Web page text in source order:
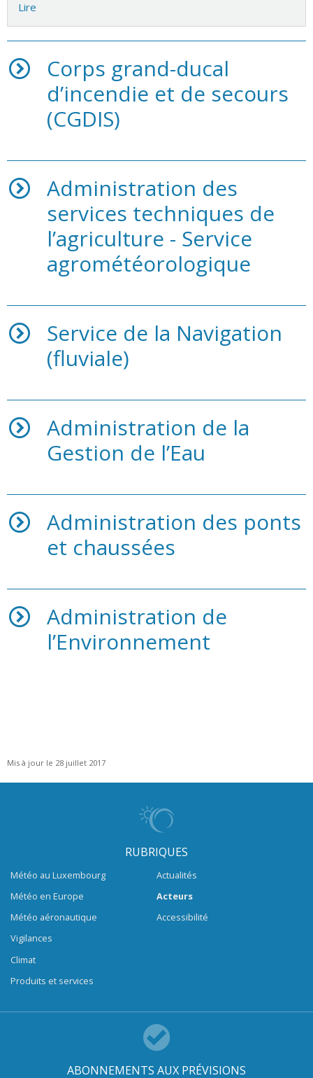
Lire
Corps grand-ducal
d’incendie et de secours
(CGDIS)
Administration des
services techniques de
l’agriculture - Service
agrométéorologique
Service de la Navigation
(fluviale)
Administration de la
Gestion de l’Eau
Administration des ponts
et chaussées
Administration de
l’Environnement
Mis à jour le 28 juillet 2017
RUBRIQUES
Météo au Luxembourg
Météo en Europe
Météo aéronautique
Vigilances
Climat
Produits et services
Actualités
Acteurs
Accessibilité
ABONNEMENTS AUX PRÉVISIONS